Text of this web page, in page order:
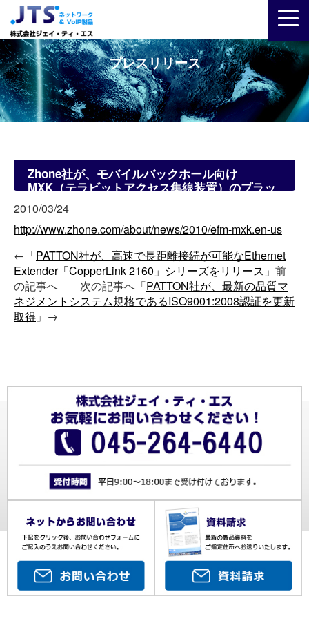
プレスリリース
Zhone社が、モバイルバックホール向け
MXK（テラビットアクセス集線装置）のプラッ
トフォームにEFMラインカードを追加
2010/03/24
http://www.zhone.com/about/news/2010/efm-mxk.en-us
←「PATTON社が、高速で長距離接続が可能なEthernet
Extender「CopperLink 2160」シリーズをリリース 」前
の記事へ 次の記事へ「PATTON社が、最新の品質マ
ネジメントシステム規格であるISO9001:2008認証を更新
取得 」→